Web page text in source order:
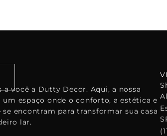
a você a Dutty Decor. Aqui, a nossa
um espaço onde o conforto, a estética e
se encontram para transformar sua casa
lar.